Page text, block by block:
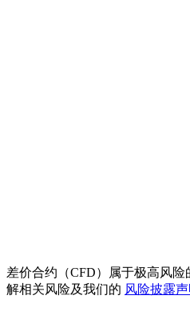
差价合约（CFD）属于极高风
解相关风险及我们的 风险披露声